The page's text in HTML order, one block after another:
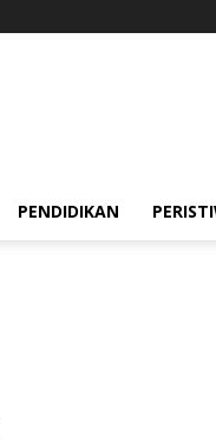
PENDIDIKAN